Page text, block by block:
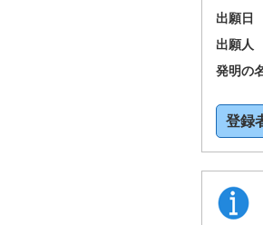
出願日
出願人
発明の
登録